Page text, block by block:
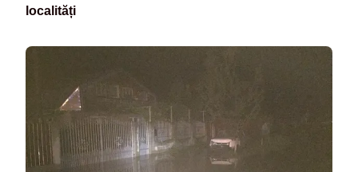
localități